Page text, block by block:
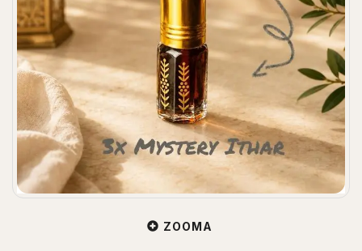
ZOOMA